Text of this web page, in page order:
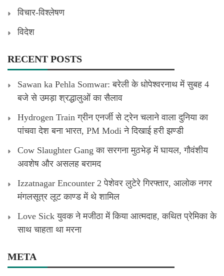
विचार-विश्लेषण
विदेश
RECENT POSTS
Sawan ka Pehla Somwar: बरेली के धोपेश्वरनाथ में सुबह 4
बजे से उमड़ा श्रद्धालुओं का सैलाव
Hydrogen Train ग्रीन एनर्जी से ट्रेन चलाने वाला दुनिया का
पांचवा देश बना भारत, PM Modi ने दिखाई हरी झण्डी
Cow Slaughter Gang का सरगना मुठभेड़ में घायल, गौवंशीय
अवशेष और असलह बरामद
Izzatnagar Encounter 2 पेशेवर लुटेरे गिरफ्तार, आलोक नगर
मंगलसूत्र लूट काण्‍ड में थे शामिल
Love Sick युवक ने मजीठा में किया आत्मदाह, कथित प्रेमिका के
साथ चाहता था मरना
META